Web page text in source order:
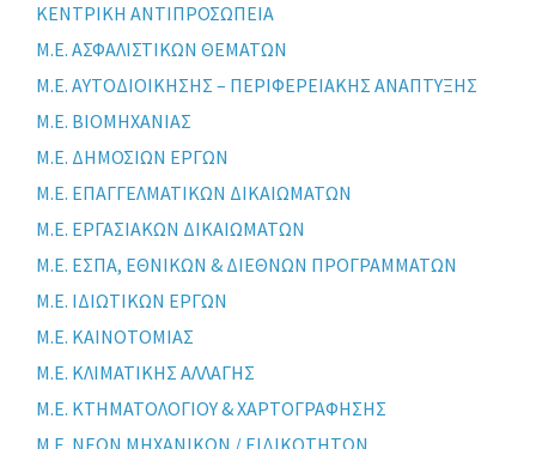
ΚΕΝΤΡΙΚΗ ΑΝΤΙΠΡΟΣΩΠΕΙΑ
Μ.Ε. ΑΣΦΑΛΙΣΤΙΚΩΝ ΘΕΜΑΤΩΝ
Μ.Ε. ΑΥΤΟΔΙΟΙΚΗΣΗΣ – ΠΕΡΙΦΕΡΕΙΑΚΗΣ ΑΝΑΠΤΥΞΗΣ
Μ.Ε. ΒΙΟΜΗΧΑΝΙΑΣ
Μ.Ε. ΔΗΜΟΣΙΩΝ ΕΡΓΩΝ
Μ.Ε. ΕΠΑΓΓΕΛΜΑΤΙΚΩΝ ΔΙΚΑΙΩΜΑΤΩΝ
Μ.Ε. ΕΡΓΑΣΙΑΚΩΝ ΔΙΚΑΙΩΜΑΤΩΝ
Μ.Ε. ΕΣΠΑ, ΕΘΝΙΚΩΝ & ΔΙΕΘΝΩΝ ΠΡΟΓΡΑΜΜΑΤΩΝ
Μ.Ε. ΙΔΙΩΤΙΚΩΝ ΕΡΓΩΝ
Μ.Ε. ΚΑΙΝΟΤΟΜΙΑΣ
Μ.Ε. ΚΛΙΜΑΤΙΚΗΣ ΑΛΛΑΓΗΣ
Μ.Ε. ΚΤΗΜΑΤΟΛΟΓΙΟΥ & ΧΑΡΤΟΓΡΑΦΗΣΗΣ